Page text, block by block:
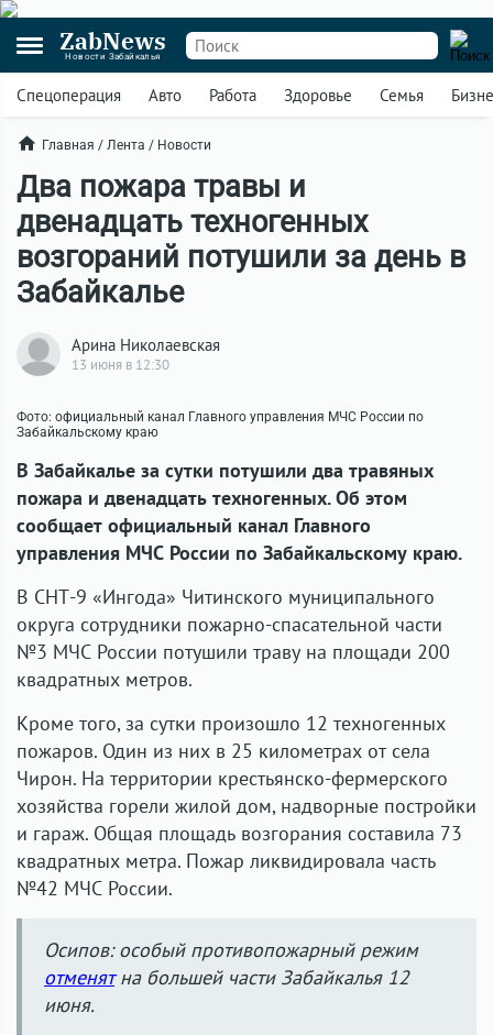
ZabNews
Новости Забайкалья
Спецоперация Авто Работа Здоровье Семья
Главная / Лента / Новости
Два пожара травы и
двенадцать техногенных
возгораний потушили за день в
Забайкалье
Арина Николаевская
13 июня в 12:30
Фото: официальный канал Главного управления МЧС России по
Забайкальскому краю
В Забайкалье за сутки потушили два травяных
пожара и двенадцать техногенных. Об этом
сообщает официальный канал Главного
управления МЧС России по Забайкальскому краю.
В СНТ-9 «Ингода» Читинского муниципального
округа сотрудники пожарно-спасательной части
№3 МЧС России потушили траву на площади 200
квадратных метров.
Кроме того, за сутки произошло 12 техногенных
пожаров. Один из них в 25 километрах от села
Чирон. На территории крестьянско-фермерского
хозяйства горели жилой дом, надворные постройки
и гараж. Общая площадь возгорания составила 73
квадратных метра. Пожар ликвидировала часть
№42 МЧС России.
Осипов: особый противопожарный режим
отменятна большей части Забайкалья 12
июня.